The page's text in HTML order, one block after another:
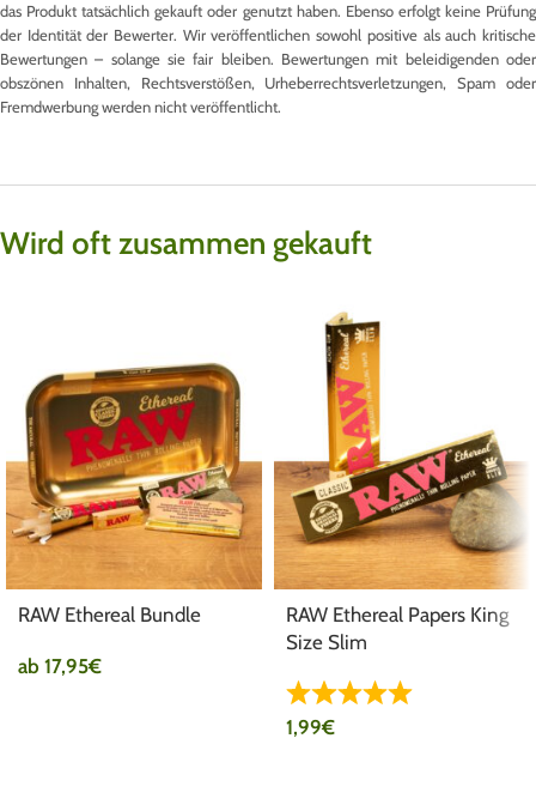
das Produkt tatsächlich gekauft oder genutzt haben. Ebenso erfolgt keine Prüfung
der Identität der Bewerter. Wir veröffentlichen sowohl positive als auch kritische
Bewertungen – solange sie fair bleiben. Bewertungen mit beleidigenden oder
obszönen Inhalten, Rechtsverstößen, Urheberrechtsverletzungen, Spam oder
Fremdwerbung werden nicht veröffentlicht.
Wird oft zusammen gekauft
RAW Ethereal Bundle
ab 17,95€
RAW Ethereal Papers King
Size Slim
1,99€